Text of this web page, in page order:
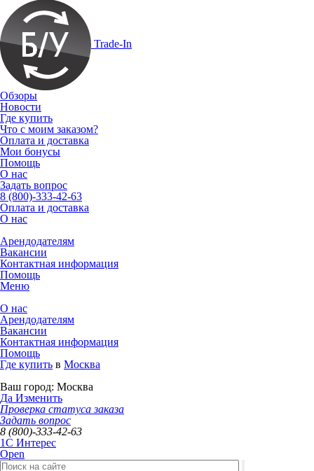
Trade-In
Обзоры
Новости
Где купить
Что с моим заказом?
Оплата и доставка
Мои бонусы
Помощь
О нас
Задать вопрос
8 (800)-333-42-63
Оплата и доставка
О нас
Арендодателям
Вакансии
Контактная информация
Помощь
Меню
О нас
Арендодателям
Вакансии
Контактная информация
Помощь
Где купить в Москва
Ваш город: Москва
Да Изменить
Проверка статуса заказа
Задать вопрос
8 (800)-333-42-63
1C Интерес
Open